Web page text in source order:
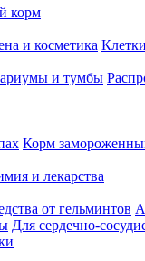
корм
и косметика Клетки
и тумбы
Корм
и лекарства
от гельминтов
Для сердечно-